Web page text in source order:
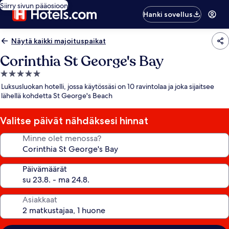
Siirry sivun pääosioon
Hanki sovellus
Näytä kaikki majoituspaikat
Corinthia St George's Bay
5.0
tähden
majoituspaikka
Luksusluokan hotelli, jossa käytössäsi on 10 ravintolaa ja joka sijaitsee
lähellä kohdetta St George's Beach
Valitse päivät nähdäksesi hinnat
Minne olet menossa?
Päivämäärät
Asiakkaat